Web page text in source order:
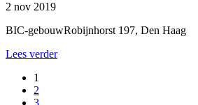
2 nov 2019
BIC-gebouwRobijnhorst 197, Den Haag
Lees verder
1
2
3